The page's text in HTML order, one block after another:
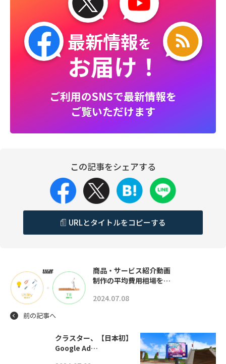
最新情報を
お届け！
ご利用のSNSで最新情報を
ご覧いただけます
この記事をシェアする
URLとタイトルをコピーする
商品・サービス紹介動画
制作の平均費用相場を…
2024.07.08
前の記事へ
クラスター、【日本初】
Google Ad…